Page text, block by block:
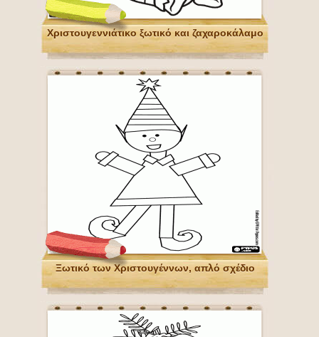
Χριστουγεννιάτικο ξωτικό και ζαχαροκάλαμο
Ξωτικό των Χριστουγέννων, απλό σχέδιο